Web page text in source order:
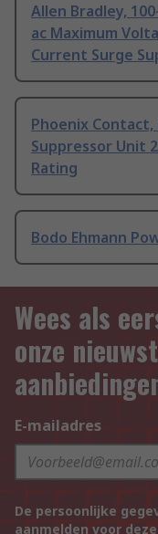
Allen Bradley,
ac Maximum
Current Surge
Phoenix Contact,
Suppressor Unit
Rating
Bodo Ehmann
Wees als
onze
E-mailadres
De persoonlijke
aanmelden voor